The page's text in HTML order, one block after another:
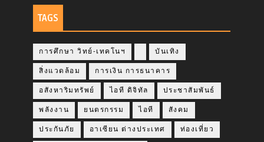
TAGS
การศึกษา วิทย์-เทคโนฯ บันเทิง
สิ่งแวดล้อม การเงิน การธนาคาร
อสังหาริมทรัพย์ ไอที ดิจิทัล ประชาสัมพันธ์
พลังงาน ยนตรกรรม ไอที สังคม
ประกันภัย อาเซียน ต่างประเทศ ท่องเที่ยว